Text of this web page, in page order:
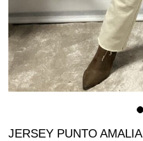
JERSEY PUNTO AMALIA